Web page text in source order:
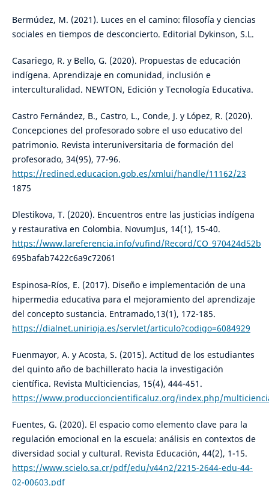
Bermúdez, M. (2021). Luces en el camino: filosofía y ciencias
sociales en tiempos de desconcierto. Editorial Dykinson, S.L.
Casariego, R. y Bello, G. (2020). Propuestas de educación
indígena. Aprendizaje en comunidad, inclusión e
interculturalidad. NEWTON, Edición y Tecnología Educativa.
Castro Fernández, B., Castro, L., Conde, J. y López, R. (2020).
Concepciones del profesorado sobre el uso educativo del
patrimonio. Revista interuniversitaria de formación del
profesorado, 34(95), 77-96.
https://redined.educacion.gob.es/xmlui/handle/11162/23
1875
Dlestikova, T. (2020). Encuentros entre las justicias indígena
y restaurativa en Colombia. NovumJus, 14(1), 15-40.
https://www.lareferencia.info/vufind/Record/CO_970424d52b
695bafab7422c6a9c72061
Espinosa-Ríos, E. (2017). Diseño e implementación de una
hipermedia educativa para el mejoramiento del aprendizaje
del concepto sustancia. Entramado,13(1), 172-185.
https://dialnet.unirioja.es/servlet/articulo?codigo=6084929
Fuenmayor, A. y Acosta, S. (2015). Actitud de los estudiantes
del quinto año de bachillerato hacia la investigación
científica. Revista Multiciencias, 15(4), 444-451.
https://www.produccioncientificaluz.org/index.php/
Fuentes, G. (2020). El espacio como elemento clave para la
regulación emocional en la escuela: análisis en contextos de
diversidad social y cultural. Revista Educación, 44(2), 1-15.
https://www.scielo.sa.cr/pdf/edu/v44n2/2215-2644-edu-44-
02-00603.pdf